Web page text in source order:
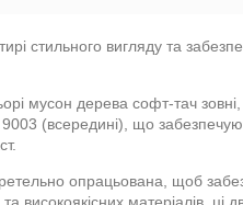
стильного вигляду та
мусон дерева софт-тач
(всередині), що
опрацьована, щоб